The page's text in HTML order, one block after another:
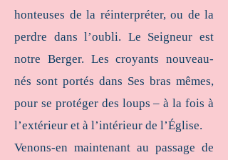
honteuses de la réinterpréter, ou de la
perdre dans l’oubli. Le Seigneur est
notre Berger. Les croyants nouveau-
nés sont portés dans Ses bras mêmes,
pour se protéger des loups – à la fois à
l’extérieur et à l’intérieur de l’Église.
Venons-en maintenant au passage de